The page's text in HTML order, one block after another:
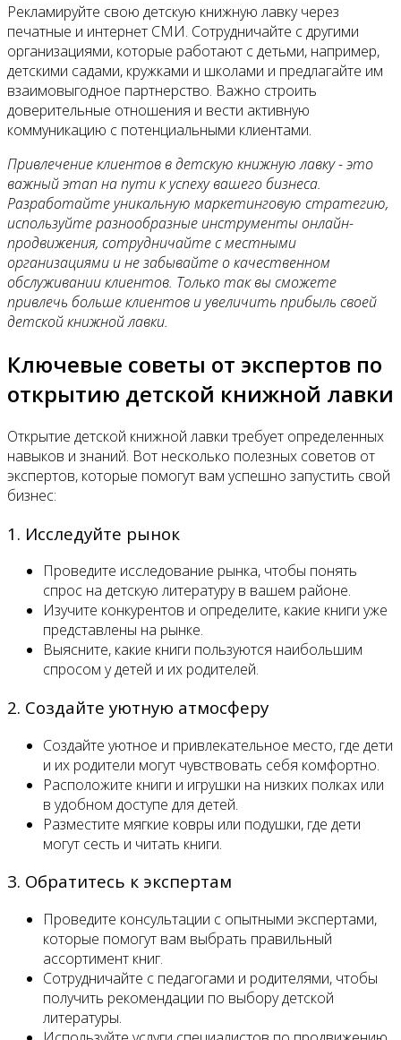
Рекламируйте свою детскую книжную лавку через
печатные и интернет СМИ. Сотрудничайте с другими
организациями, которые работают с детьми, например,
детскими садами, кружками и школами и предлагайте им
взаимовыгодное партнерство. Важно строить
доверительные отношения и вести активную
коммуникацию с потенциальными клиентами.
Привлечение клиентов в детскую книжную лавку - это
важный этап на пути к успеху вашего бизнеса.
Разработайте уникальную маркетинговую стратегию,
используйте разнообразные инструменты онлайн-
продвижения, сотрудничайте с местными
организациями и не забывайте о качественном
обслуживании клиентов. Только так вы сможете
привлечь больше клиентов и увеличить прибыль своей
детской книжной лавки.
Ключевые советы от экспертов по
открытию детской книжной лавки
Открытие детской книжной лавки требует определенных
навыков и знаний. Вот несколько полезных советов от
экспертов, которые помогут вам успешно запустить свой
бизнес:
1. Исследуйте рынок
Проведите исследование рынка, чтобы понять
спрос на детскую литературу в вашем районе.
Изучите конкурентов и определите, какие книги уже
представлены на рынке.
Выясните, какие книги пользуются наибольшим
спросом у детей и их родителей.
2. Создайте уютную атмосферу
Создайте уютное и привлекательное место, где дети
и их родители могут чувствовать себя комфортно.
Расположите книги и игрушки на низких полках или
в удобном доступе для детей.
Разместите мягкие ковры или подушки, где дети
могут сесть и читать книги.
3. Обратитесь к экспертам
Проведите консультации с опытными экспертами,
которые помогут вам выбрать правильный
ассортимент книг.
Сотрудничайте с педагогами и родителями, чтобы
получить рекомендации по выбору детской
литературы.